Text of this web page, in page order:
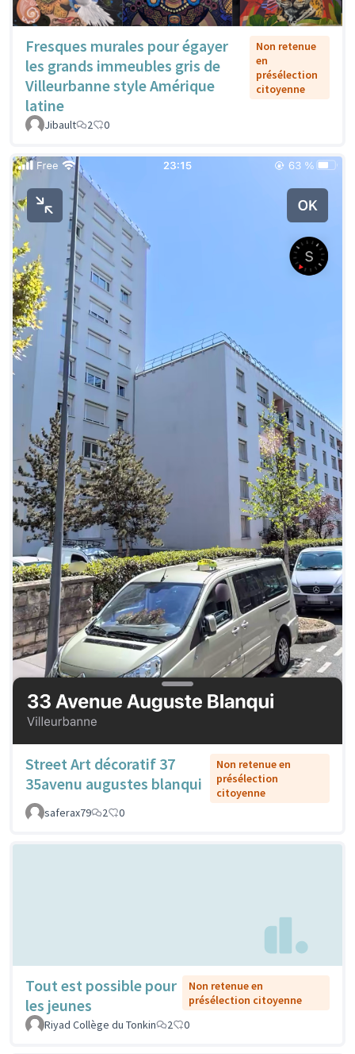
Fresques murales pour égayer
les grands immeubles gris de
Villeurbanne style Amérique
latine
Non retenue
en
présélection
citoyenne
Jibault 2 0
Street Art décoratif 37
35avenu augustes blanqui
Non retenue en
présélection
citoyenne
saferax79
2 0
Tout est possible pour
les jeunes
Non retenue en
présélection citoyenne
Riyad Collège du Tonkin
2 0